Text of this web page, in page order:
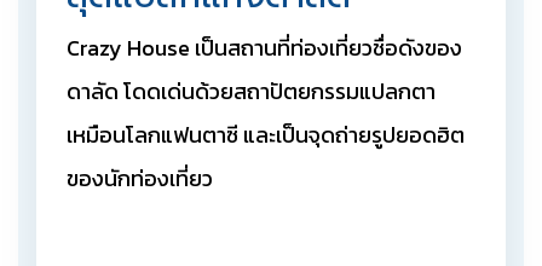
Crazy House เป็นสถานที่ท่องเที่ยวชื่อดังของ
ดาลัด โดดเด่นด้วยสถาปัตยกรรมแปลกตา
เหมือนโลกแฟนตาซี และเป็นจุดถ่ายรูปยอดฮิต
ของนักท่องเที่ยว